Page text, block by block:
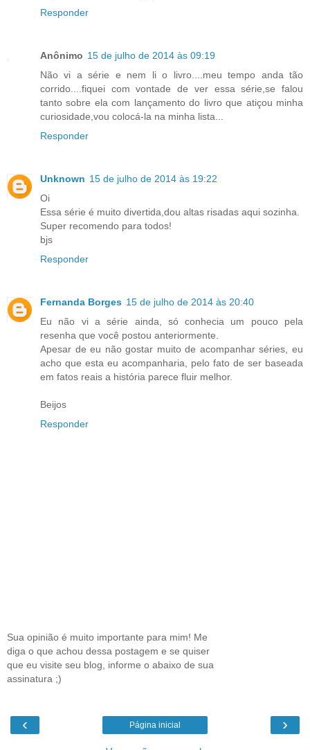
Responder
Anônimo 15 de julho de 2014 às 09:19
Não vi a série e nem li o livro....meu tempo anda tão
corrido....fiquei com vontade de ver essa série,se falou
tanto sobre ela com lançamento do livro que atiçou minha
curiosidade,vou colocá-la na minha lista...
Responder
Unknown 15 de julho de 2014 às 19:22
Oi
Essa série é muito divertida,dou altas risadas aqui sozinha.
Super recomendo para todos!
bjs
Responder
Fernanda Borges 15 de julho de 2014 às 20:40
Eu não vi a série ainda, só conhecia um pouco pela
resenha que você postou anteriormente.
Apesar de eu não gostar muito de acompanhar séries, eu
acho que esta eu acompanharia, pelo fato de ser baseada
em fatos reais a história parece fluir melhor.
Beijos
Responder
Sua opinião é muito importante para mim! Me
diga o que achou dessa postagem e se quiser
que eu visite seu blog, informe o abaixo de sua
assinatura ;)
‹ ›
Página inicial